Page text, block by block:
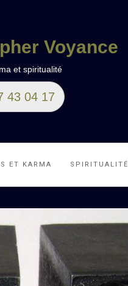
Voyance
et spiritualité
04 17
ET KARMA SPIRITUALITÉ